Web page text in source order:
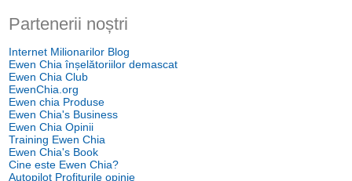
Partenerii noștri
Internet Milionarilor Blog
Ewen Chia înșelătoriilor demascat
Ewen Chia Club
EwenChia.org
Ewen chia Produse
Ewen Chia's Business
Ewen Chia Opinii
Training Ewen Chia
Ewen Chia's Book
Cine este Ewen Chia?
Autopilot Profiturile opinie